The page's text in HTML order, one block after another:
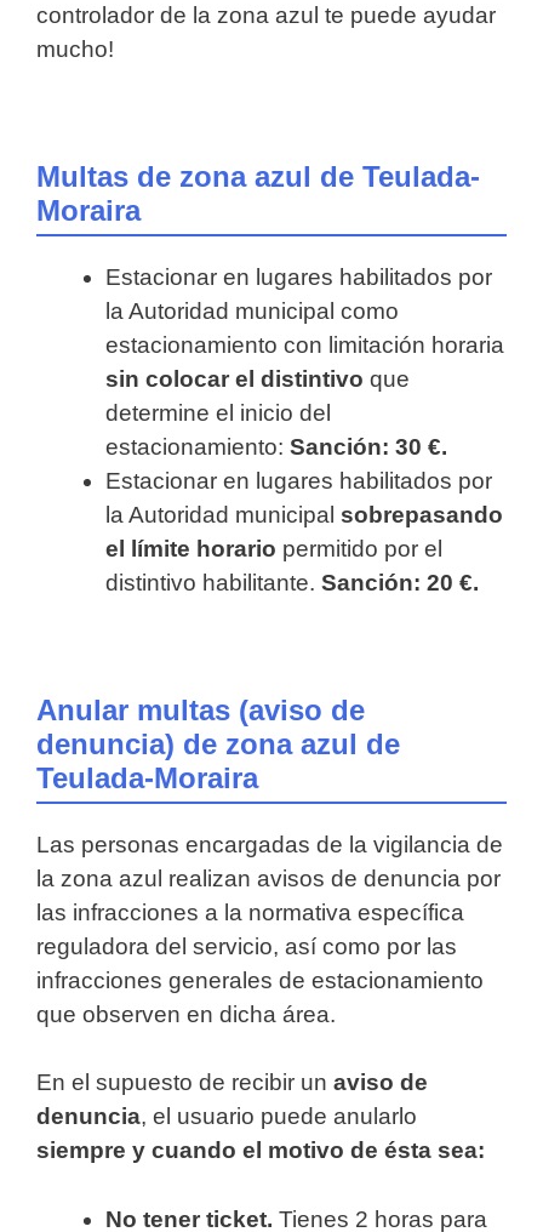
controlador de la zona azul te puede ayudar
mucho!
Multas de zona azul de Teulada-
Moraira
Estacionar en lugares habilitados por
la Autoridad municipal como
estacionamiento con limitación horaria
sin colocar el distintivo que
determine el inicio del
estacionamiento: Sanción: 30 €.
Estacionar en lugares habilitados por
la Autoridad municipal sobrepasando
el límite horario permitido por el
distintivo habilitante. Sanción: 20 €.
Anular multas (aviso de
denuncia) de zona azul de
Teulada-Moraira
Las personas encargadas de la vigilancia de
la zona azul realizan avisos de denuncia por
las infracciones a la normativa específica
reguladora del servicio, así como por las
infracciones generales de estacionamiento
que observen en dicha área.
En el supuesto de recibir un aviso de
denuncia, el usuario puede anularlo
siempre y cuando el motivo de ésta sea:
No tener ticket. Tienes 2 horas para